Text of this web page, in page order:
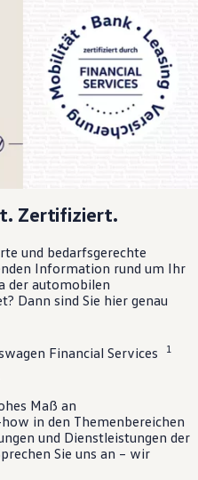
Zertifiziert.
und bedarfsgerechte
Information rund um Ihr
der automobilen
Dann sind Sie hier genau
Financial Services 1
Maß an
in den Themenbereichen
und Dienstleistungen der
Sie uns an – wir